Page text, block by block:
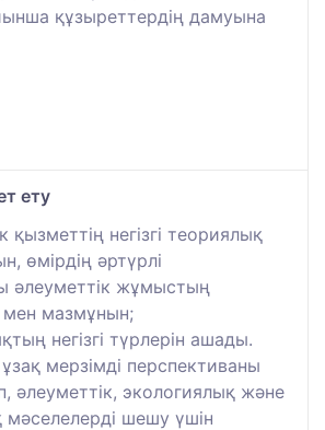
құзыреттердің дамуына
ету
қызметтің негізгі теориялық
өмірдің әртүрлі
әлеуметтік жұмыстың
мен мазмұнын;
негізгі түрлерін ашады.
мерзімді перспективаны
әлеуметтік, экологиялық және
шешу үшін